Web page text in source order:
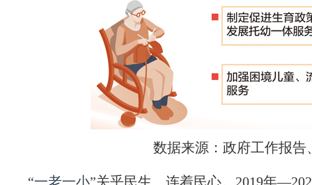
数据来源：政府工作报告
“一老一小”关乎民生、连着民心。2019年